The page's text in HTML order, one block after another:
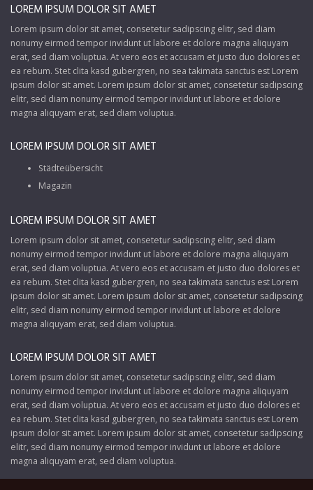
LOREM IPSUM DOLOR SIT AMET
Lorem ipsum dolor sit amet, consetetur sadipscing elitr, sed diam
nonumy eirmod tempor invidunt ut labore et dolore magna aliquyam
erat, sed diam voluptua. At vero eos et accusam et justo duo dolores et
ea rebum. Stet clita kasd gubergren, no sea takimata sanctus est Lorem
ipsum dolor sit amet. Lorem ipsum dolor sit amet, consetetur sadipscing
elitr, sed diam nonumy eirmod tempor invidunt ut labore et dolore
magna aliquyam erat, sed diam voluptua.
LOREM IPSUM DOLOR SIT AMET
Städteübersicht
Magazin
LOREM IPSUM DOLOR SIT AMET
Lorem ipsum dolor sit amet, consetetur sadipscing elitr, sed diam
nonumy eirmod tempor invidunt ut labore et dolore magna aliquyam
erat, sed diam voluptua. At vero eos et accusam et justo duo dolores et
ea rebum. Stet clita kasd gubergren, no sea takimata sanctus est Lorem
ipsum dolor sit amet. Lorem ipsum dolor sit amet, consetetur sadipscing
elitr, sed diam nonumy eirmod tempor invidunt ut labore et dolore
magna aliquyam erat, sed diam voluptua.
LOREM IPSUM DOLOR SIT AMET
Lorem ipsum dolor sit amet, consetetur sadipscing elitr, sed diam
nonumy eirmod tempor invidunt ut labore et dolore magna aliquyam
erat, sed diam voluptua. At vero eos et accusam et justo duo dolores et
ea rebum. Stet clita kasd gubergren, no sea takimata sanctus est Lorem
ipsum dolor sit amet. Lorem ipsum dolor sit amet, consetetur sadipscing
elitr, sed diam nonumy eirmod tempor invidunt ut labore et dolore
magna aliquyam erat, sed diam voluptua.